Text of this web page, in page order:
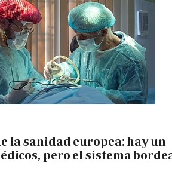
la sanidad europea: hay un
pero el sistema